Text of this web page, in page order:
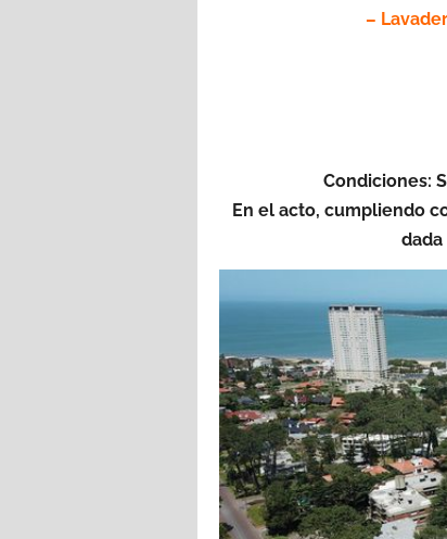
–
Condiciones:
En el acto, cumpliendo
dada